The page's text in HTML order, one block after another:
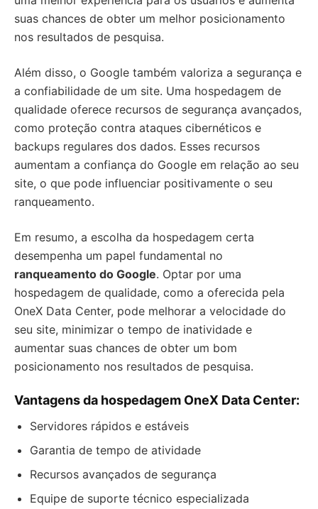
suas chances de obter um melhor posicionamento
nos resultados de pesquisa.
Além disso, o Google também valoriza a segurança e
a confiabilidade de um site. Uma hospedagem de
qualidade oferece recursos de segurança avançados,
como proteção contra ataques cibernéticos e
backups regulares dos dados. Esses recursos
aumentam a confiança do Google em relação ao seu
site, o que pode influenciar positivamente o seu
ranqueamento.
Em resumo, a escolha da hospedagem certa
desempenha um papel fundamental no
ranqueamento do Google. Optar por uma
hospedagem de qualidade, como a oferecida pela
OneX Data Center, pode melhorar a velocidade do
seu site, minimizar o tempo de inatividade e
aumentar suas chances de obter um bom
posicionamento nos resultados de pesquisa.
Vantagens da hospedagem OneX Data Center:
Servidores rápidos e estáveis
Garantia de tempo de atividade
Recursos avançados de segurança
Equipe de suporte técnico especializada